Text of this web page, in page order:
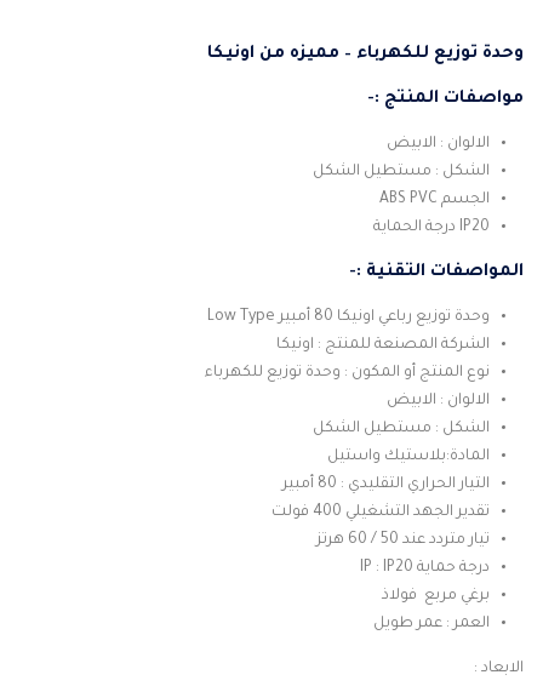
وحدة توزيع للكهرباء – مميزه من اونيكا
مواصفات المنتج :-
الالوان : الابيض
الشكل : مستطيل الشكل
الجسم ABS PVC
IP20 درجة الحماية
المواصفات التقنية :-
وحدة توزيع رباعي اونيكا 80 أمبير Low Type
الشركة المصنعة للمنتج : اونيكا
نوع المنتج أو المكون : وحدة توزيع للكهرباء
الالوان : الابيض
الشكل : مستطيل الشكل
المادة:بلاستيك واستيل
التيار الحراري التقليدي : 80 أمبير
تقدير الجهد التشغيلي 400 فولت
تيار متردد عند 50 / 60 هرتز
درجة حماية IP : IP20
برغي مربع فولاذ
العمر : عمر طويل
الابعاد :